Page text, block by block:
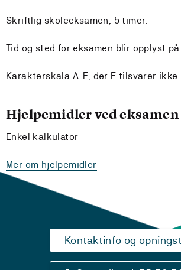
Skriftlig skoleeksamen, 5 timer.
Tid og sted for eksamen blir opplyst
Karakterskala A-F, der F tilsvarer ikke
Hjelpemidler ved eksamen
Enkel kalkulator
Mer om hjelpemidler
Kontaktinfo og